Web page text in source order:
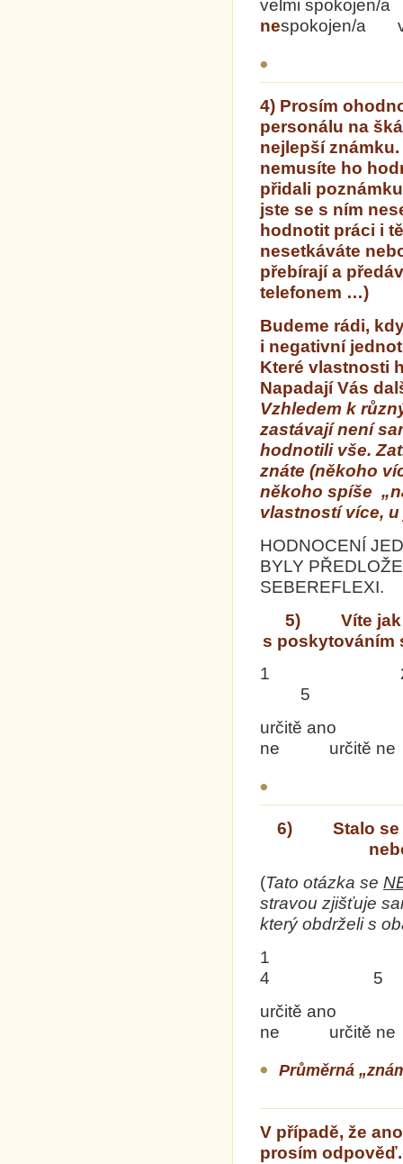
velmi
nespokojen/a
4) Prosím
personálu na
nejlepší
nemusíte ho
přidali
jste se s ním
hodnotit práci i
nesetkáváte
přebírají a
telefonem …)
Budeme rádi,
i negativní
Které vlastnosti
Napadají Vás
Vzhledem k
zastávají není
hodnotili vše.
znáte (někoho
někoho spíše
vlastností více,
HODNOCENÍ
BYLY
SEBEREFLEXI.
5) Víte jak
s poskytováním
1
5
určitě ano
ne určitě ne
6) Stalo se
(Tato otázka se
stravou zjišťuje
který obdrželi s
1
4 5
určitě
ne určitě ne
­­­­­­­­­­­­­­­­­­­­­­­Průměrná
V případě, že
prosím odpověď.